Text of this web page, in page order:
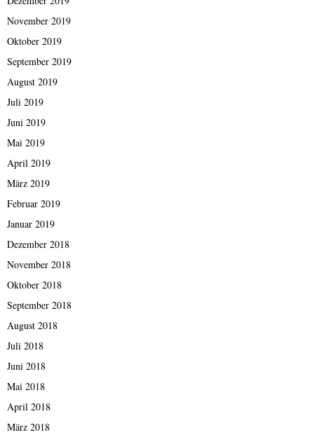
November 2019
Oktober 2019
September 2019
August 2019
Juli 2019
Juni 2019
Mai 2019
April 2019
März 2019
Februar 2019
Januar 2019
Dezember 2018
November 2018
Oktober 2018
September 2018
August 2018
Juli 2018
Juni 2018
Mai 2018
April 2018
März 2018